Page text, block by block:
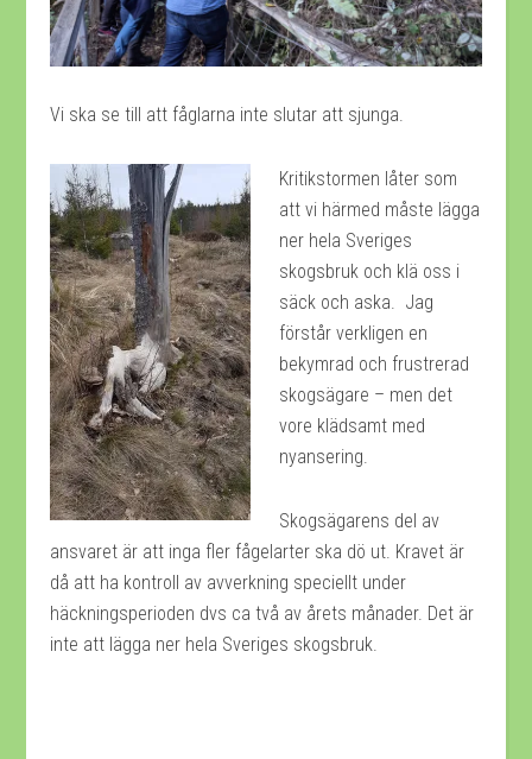
Vi ska se till att fåglarna inte slutar att sjunga.
Kritikstormen låter som
att vi härmed måste lägga
ner hela Sveriges
skogsbruk och klä oss i
säck och aska. Jag
förstår verkligen en
bekymrad och frustrerad
skogsägare – men det
vore klädsamt med
nyansering.
Skogsägarens del av
ansvaret är att inga fler fågelarter ska dö ut. Kravet är
då att ha kontroll av avverkning speciellt under
häckningsperioden dvs ca två av årets månader. Det är
inte att lägga ner hela Sveriges skogsbruk.